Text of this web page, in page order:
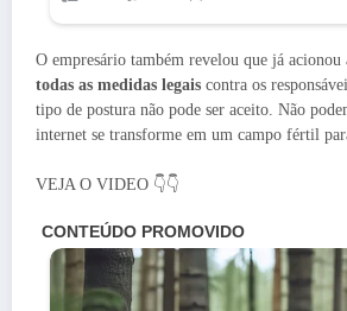
O empresário também revelou que já acionou
todas as medidas legais contra os
tipo de postura não pode ser aceito. Não
internet se transforme em um campo fértil
VEJA O VIDEO 👇👇